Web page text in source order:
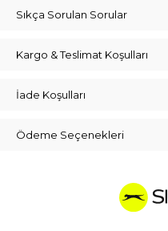
Sıkça Sorulan Sorular
Kargo & Teslimat Koşulları
İade Koşulları
Ödeme Seçenekleri